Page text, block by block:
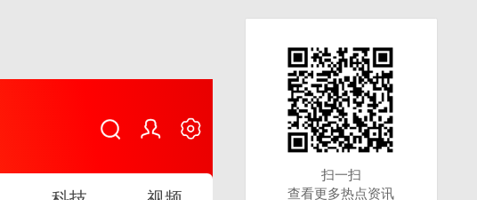
扫一扫
查看更多热点资讯
扫一扫
查看更多热点资讯